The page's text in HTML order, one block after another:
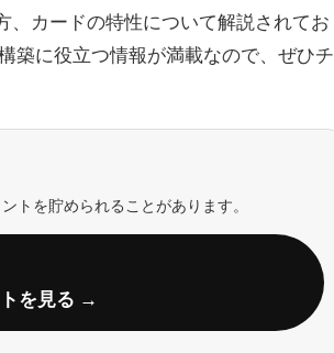
、カードの特性について解説されてお
築に役立つ情報が満載なので、ぜひチ
トを貯められることがあります。
を見る →